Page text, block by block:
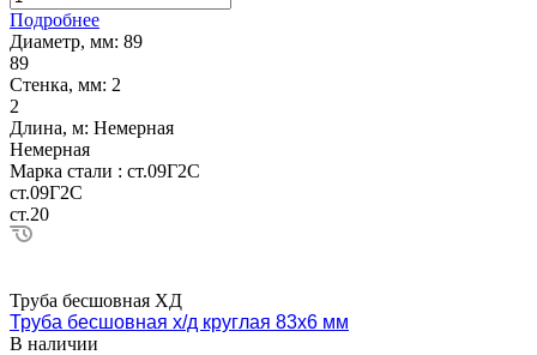
Подробнее
Диаметр, мм: 89
89
Стенка, мм: 2
2
Длина, м: Немерная
Немерная
Марка стали : ст.09Г2С
ст.09Г2С
ст.20
Труба бесшовная ХД
Труба бесшовная х/д круглая 83х6 мм
В наличии